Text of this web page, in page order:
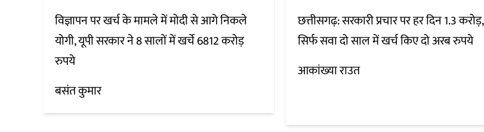
विज्ञापन पर खर्च के मामले में मोदी से आगे निकले
योगी, यूपी सरकार ने 8 सालों में खर्चे 6812 करोड़
रुपये
बसंत कुमार
छत्तीसगढ़: सरकारी प्रचार पर हर दिन 1.3 करोड़,
सिर्फ सवा दो साल में खर्च किए दो अरब रुपये
आकांख्या राउत